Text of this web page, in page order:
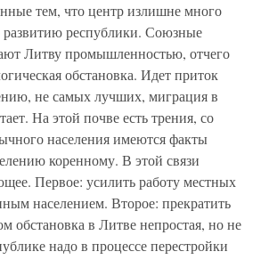
тем, что центр излишне много
развитию республики. Союзные
Литву промышленностью, отчего
обстановка. Идет приток
не самых лучших, миграция в
На этой почве есть трения, со
населения имеются факты
коренному. В этой связи
Первое: усилить работу местных
населением. Второе: прекратить
обстановка в Литве непростая, но не
надо в процессе перестройки